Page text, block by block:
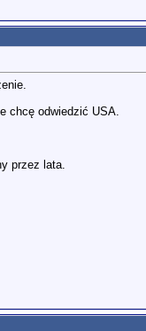
chcę odwiedzić USA.
przez lata.